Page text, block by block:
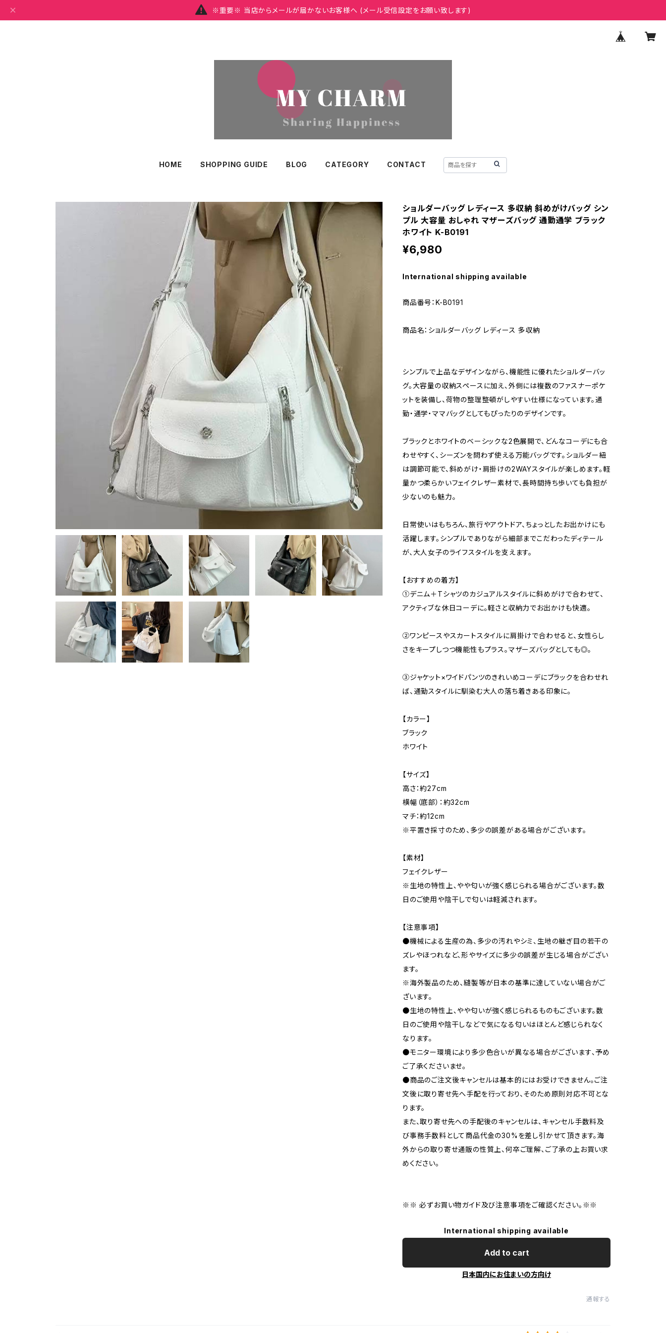
※重要※ 当店からメールが届かないお客様へ (メール受信設定をお願い致します)
HOME SHOPPING GUIDE BLOG CATEGORY CONTACT
ショルダーバッグ レディース 多収納 斜めがけバッグ シン
プル 大容量 おしゃれ マザーズバッグ 通勤通学 ブラック
ホワイト K-B0191
¥6,980
International shipping available
商品番号：K-B0191
商品名：ショルダーバッグ レディース 多収納
シンプルで上品なデザインながら、機能性に優れたショルダーバッ
グ。大容量の収納スペースに加え、外側には複数のファスナーポケ
ットを装備し、荷物の整理整頓がしやすい仕様になっています。通
勤・通学・ママバッグとしてもぴったりのデザインです。
ブラックとホワイトのベーシックな2色展開で、どんなコーデにも合
わせやすく、シーズンを問わず使える万能バッグです。ショルダー紐
は調節可能で、斜めがけ・肩掛けの2WAYスタイルが楽しめます。軽
量かつ柔らかいフェイクレザー素材で、長時間持ち歩いても負担が
少ないのも魅力。
日常使いはもちろん、旅行やアウトドア、ちょっとしたお出かけにも
活躍します。シンプルでありながら細部までこだわったディテール
が、大人女子のライフスタイルを支えます。
【おすすめの着方】
①デニム＋Tシャツのカジュアルスタイルに斜めがけで合わせて、
アクティブな休日コーデに。軽さと収納力でお出かけも快適。
②ワンピースやスカートスタイルに肩掛けで合わせると、女性らし
さをキープしつつ機能性もプラス。マザーズバッグとしても◎。
③ジャケット×ワイドパンツのきれいめコーデにブラックを合わせれ
ば、通勤スタイルに馴染む大人の落ち着きある印象に。
【カラー】
ブラック
ホワイト
【サイズ】
高さ：約27cm
横幅（底部）：約32cm
マチ：約12cm
※平置き採寸のため、多少の誤差がある場合がございます。
【素材】
フェイクレザー
※生地の特性上、やや匂いが強く感じられる場合がございます。数
日のご使用や陰干しで匂いは軽減されます。
【注意事項】
●機械による生産の為、多少の汚れやシミ、生地の継ぎ目の若干の
ズレやほつれなど、形やサイズに多少の誤差が生じる場合がござい
ます。
※海外製品のため、縫製等が日本の基準に達していない場合がご
ざいます。
●生地の特性上、やや匂いが強く感じられるものもございます。数
日のご使用や陰干しなどで気になる匂いはほとんど感じられなく
なります。
●モニター環境により多少色合いが異なる場合がございます、予め
ご了承くださいませ。
●商品のご注文後キャンセルは基本的にはお受けできません。ご注
文後に取り寄せ先へ手配を行っており、そのため原則対応不可とな
ります。
また、取り寄せ先への手配後のキャンセルは、キャンセル手数料及
び事務手数料として商品代金の30%を差し引かせて頂きます。海
外からの取り寄せ通販の性質上、何卒ご理解、ご了承の上お買い求
めください。
※※ 必ずお買い物ガイド及び注意事項をご確認ください。※※
International shipping available
Add to cart
日本国内にお住まいの方向け
通報する